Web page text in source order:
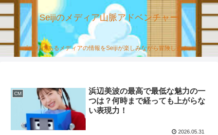
Seijiのメディア山脈アドベンチャー
山の様にあるメディアの情報をSeijiが楽しみながら冒険します。
CM
浜辺美波の最高で最低な魅力の一
つは？何時まで経っても上がらな
い表現力！
2026.05.31